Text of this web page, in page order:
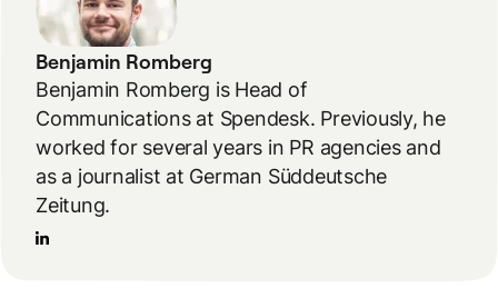
Benjamin Romberg
Benjamin Romberg is Head of
Communications at Spendesk. Previously, he
worked for several years in PR agencies and
as a journalist at German Süddeutsche
Zeitung.